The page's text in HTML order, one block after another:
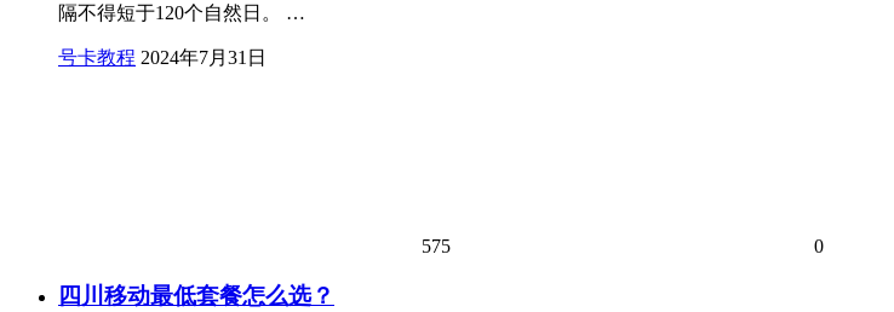
隔不得短于120个自然日。 …
号卡教程 2024年7月31日
575 0
四川移动最低套餐怎么选？